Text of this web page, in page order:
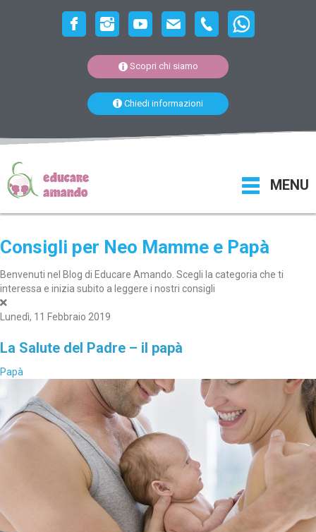
Scopri chi siamo
Chiedi informazioni
MENU
Consigli per Neo Mamme e Papà
Benvenuti nel Blog di Educare Amando. Scegli la categoria che ti
interessa e inizia subito a leggere i nostri consigli
Lunedì, 11 Febbraio 2019
La Salute del Padre – il papà
Papà